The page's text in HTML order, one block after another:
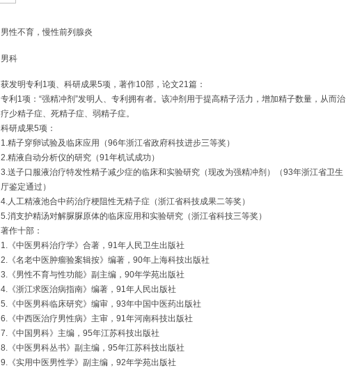
男性不育，慢性前列腺炎
男科
获发明专利1项、科研成果5项，著作10部，论文21篇：
专利1项：“强精冲剂”发明人、专利拥有者。该冲剂用于提高精子活力，增加精子数量，从而治
疗少精子症、死精子症、弱精子症。
科研成果5项：
1.精子穿卵试验及临床应用（96年浙江省政府科技进步三等奖）
2.精液自动分析仪的研究（91年机试成功）
3.送子口服液治疗特发性精子减少症的临床和实验研究（现改为强精冲剂）（93年浙江省卫生
厅鉴定通过）
4.人工精液池合中药治疗梗阻性无精子症（浙江省科技成果二等奖）
5.消支护精汤对解脲脲原体的临床应用和实验研究（浙江省科技三等奖）
著作十部：
1.《中医男科治疗学》合著，91年人民卫生出版社
2.《名老中医肿瘤验案辑按》编著，90年上海科技出版社
3.《男性不育与性功能》副主编，90年学苑出版社
4.《浙江求医治病指南》编著，91年人民出版社
5.《中医男科临床研究》编审，93年中国中医药出版社
6.《中西医治疗男性病》主审，91年河南科技出版社
7.《中国男科》主编，95年江苏科技出版社
8.《中医男科丛书》副主编，95年江苏科技出版社
9.《实用中医男性学》副主编，92年学苑出版社